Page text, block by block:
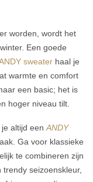
worden, wordt het
Een goede
sweater haal je
warmte en comfort
een basic; het is
hoger niveau tilt.
altijd een ANDY
Ga voor klassieke
te combineren zijn
seizoenskleur,